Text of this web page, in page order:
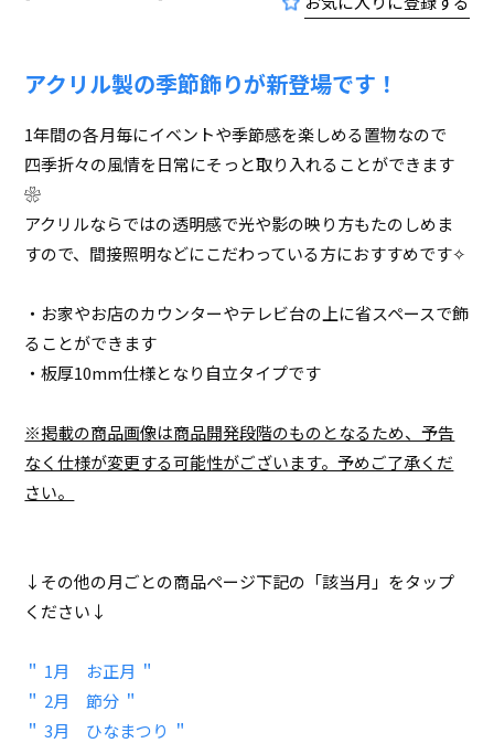
アクリル製の季節飾りが新登場です！
1年間の各月毎にイベントや季節感を楽しめる置物なので
四季折々の風情を日常にそっと取り入れることができます
❀
アクリルならではの透明感で光や影の映り方もたのしめま
すので、間接照明などにこだわっている方におすすめです✧
・お家やお店のカウンターやテレビ台の上に省スペースで飾
ることができます
・板厚10mm仕様となり自立タイプです
※掲載の商品画像は商品開発段階のものとなるため、予告
なく仕様が変更する可能性がございます。予めご了承くだ
さい。
↓その他の月ごとの商品ページ下記の「該当月」をタップ
ください↓
＂ 1月 お正月 ＂
＂ 2月 節分 ＂
＂ 3月 ひなまつり ＂